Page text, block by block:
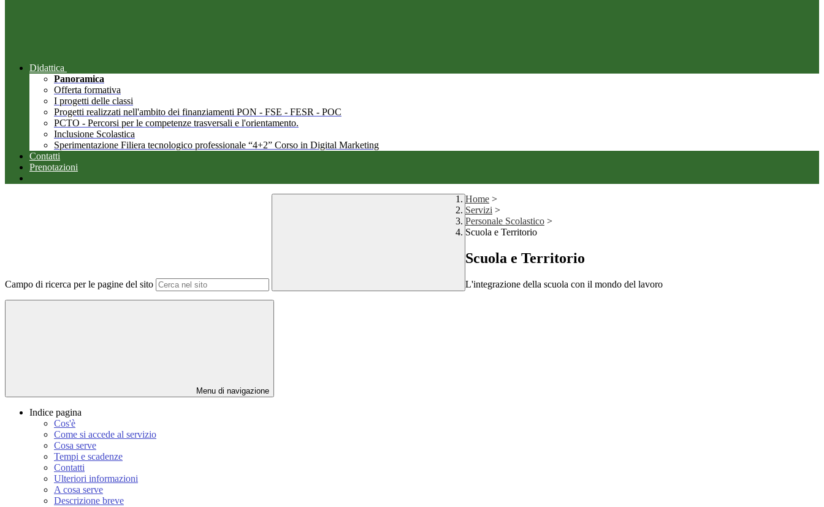
Didattica
Panoramica
Offerta formativa
I progetti delle classi
Progetti realizzati nell'ambito dei finanziamenti PON - FSE - FESR - POC
PCTO - Percorsi per le competenze trasversali e l'orientamento.
Inclusione Scolastica
Sperimentazione Filiera tecnologico professionale “4+2” Corso in Digital Marketing
Contatti
Prenotazioni
Campo di ricerca per le pagine del sito
Home >
Servizi >
Personale Scolastico >
Scuola e Territorio
Scuola e Territorio
L'integrazione della scuola con il mondo del lavoro
Menu di navigazione
Indice pagina
Cos'è
Come si accede al servizio
Cosa serve
Tempi e scadenze
Contatti
Ulteriori informazioni
A cosa serve
Descrizione breve